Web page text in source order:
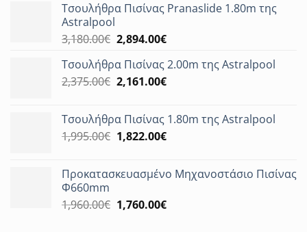
Τσουλήθρα Πισίνας Pranaslide 1.80m της
Astralpool
3,180.00€ Original
was:
3,180.00€.
2,894.00€Η
τιμή
είναι:
Τσουλήθρα Πισίνας 2.00m της Astralpool
2,375.00€ Original
2,375.00€.
2,161.00€Η
είναι:
2,161.00€.
Τσουλήθρα Πισίνας 1.80m της Astralpool
1,995.00€ Original
1,995.00€.
1,822.00€Η
είναι:
Προκατασκευασμένο Μηχανοστάσιο Πισίνας
Φ660mm
1,960.00€ Original
1,760.00€Η